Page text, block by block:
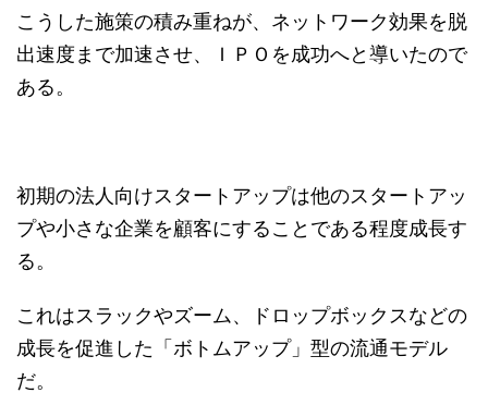
こうした施策の積み重ねが、ネットワーク効果を脱
出速度まで加速させ、ＩＰＯを成功へと導いたので
ある。
初期の法人向けスタートアップは他のスタートアッ
プや小さな企業を顧客にすることである程度成長す
る。
これはスラックやズーム、ドロップボックスなどの
成長を促進した「ボトムアップ」型の流通モデル
だ。